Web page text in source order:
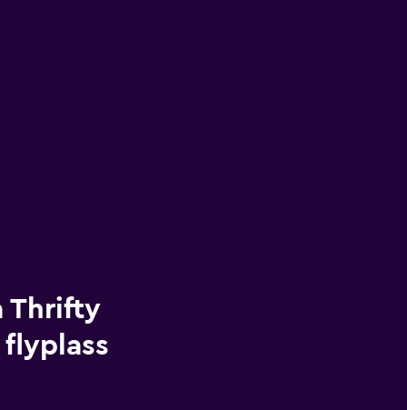
Thrifty
flyplass